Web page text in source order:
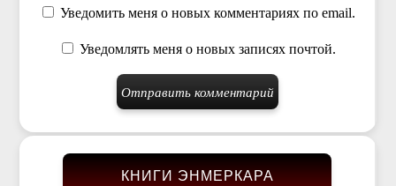
Уведомить меня о новых комментариях по email.
Уведомлять меня о новых записях почтой.
КНИГИ ЭНМЕРКАРА